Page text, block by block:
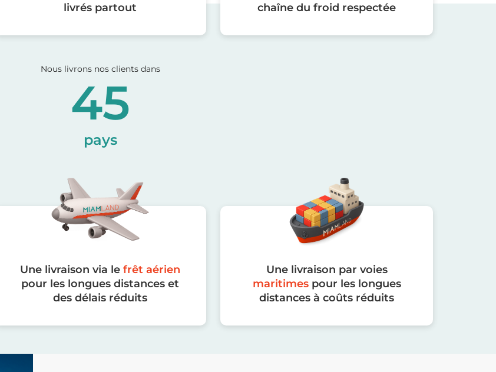
livrés partout
chaîne du froid respectée
Nous livrons nos clients dans
45
pays
Une livraison via le frêt aérien
pour les longues distances et
des délais réduits
Une livraison par voies
maritimespour les longues
distances à coûts réduits